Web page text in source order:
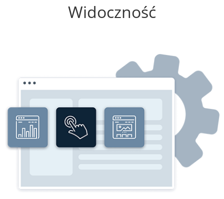
Widoczność